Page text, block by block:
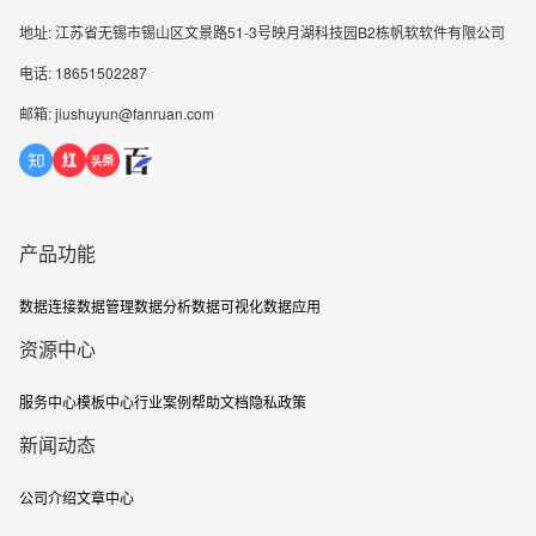
地址: 江苏省无锡市锡山区文景路51-3号映月湖科技园B2栋帆软软件有限公司
电话: 18651502287
邮箱: jiushuyun@fanruan.com
产品功能
数据连接数据管理数据分析数据可视化数据应用
资源中心
服务中心模板中心行业案例帮助文档隐私政策
新闻动态
公司介绍文章中心